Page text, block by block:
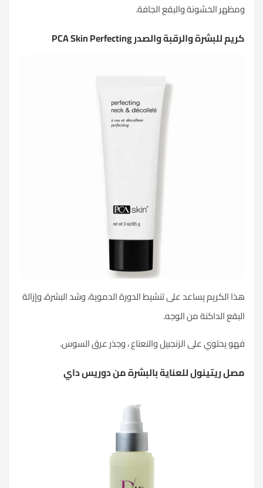
ومظهر الخشونة والبقع الجافة.
كريم للبشرة والرقبة والصدر PCA Skin Perfecting
هذا الكريم يساعد على تنشيط الدورة الدموية، وشد البشرة، وإزالة
البقع الداكنة من الوجه.
فهو يحتوي على الزنجبيل والنعناع ، وجذر عرق السوس.
مصل ريتينول للعناية بالبشرة من دوريس داي